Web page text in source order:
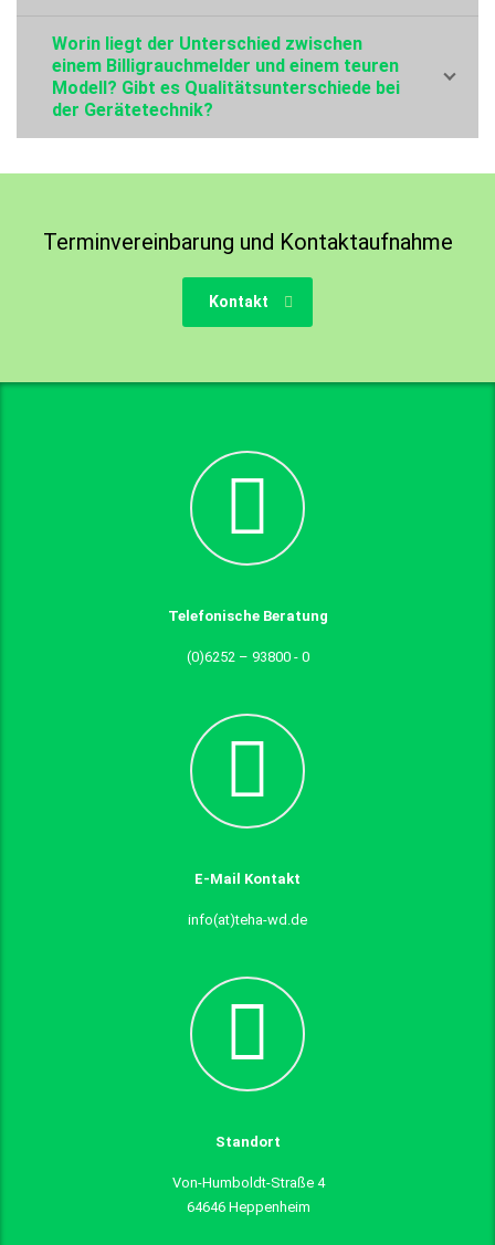
Worin liegt der Unterschied zwischen
einem Billigrauchmelder und einem teuren
Modell? Gibt es Qualitätsunterschiede bei
der Gerätetechnik?
Terminvereinbarung und Kontaktaufnahme
Kontakt
Telefonische Beratung
(0)6252 – 93800 - 0
E-Mail Kontakt
info(at)teha-wd.de
Standort
Von-Humboldt-Straße 4
64646 Heppenheim